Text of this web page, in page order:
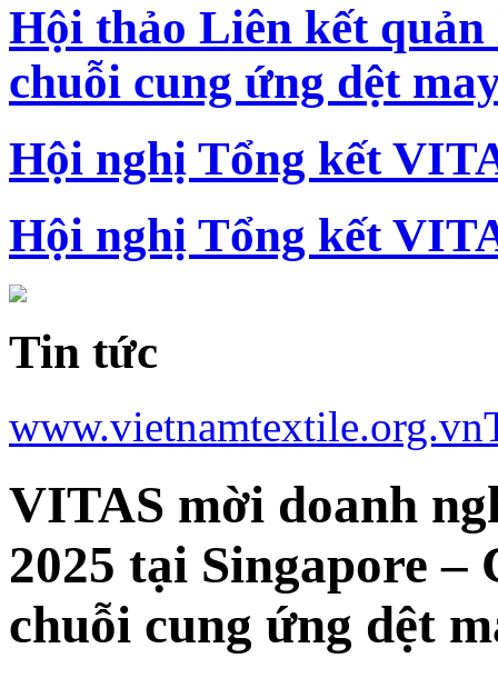
Hội thảo Liên kết
chuỗi cung ứng dệt
Hội nghị Tổng kết
Hội nghị Tổng kết
Tin tức
www.vietnamtextile.org.vn
VITAS mời doanh
2025 tại Singapore –
chuỗi cung ứng dệt